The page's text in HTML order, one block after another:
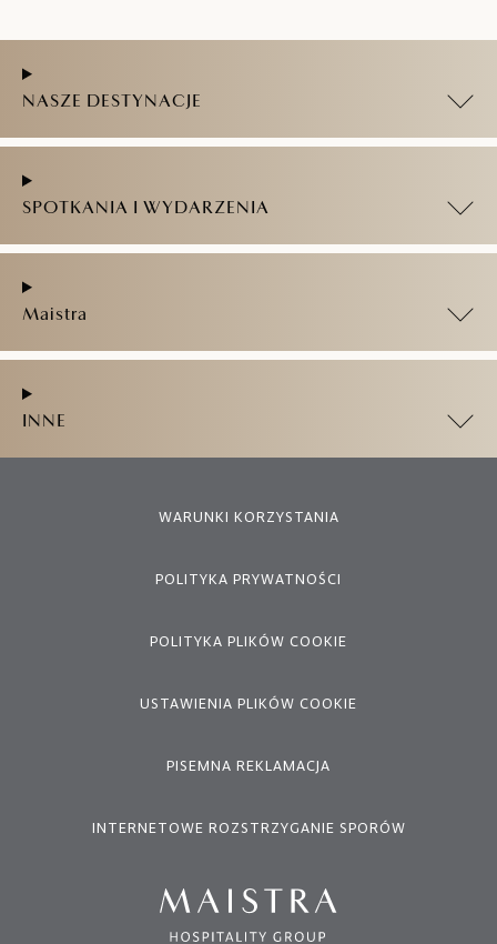
NASZE DESTYNACJE
SPOTKANIA I WYDARZENIA
Maistra
INNE
WARUNKI KORZYSTANIA
POLITYKA PRYWATNOŚCI
POLITYKA PLIKÓW COOKIE
USTAWIENIA PLIKÓW COOKIE
PISEMNA REKLAMACJA
INTERNETOWE ROZSTRZYGANIE SPORÓW